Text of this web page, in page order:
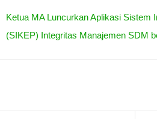
Ketua MA Luncurkan Aplikasi Sistem
(SIKEP) Integritas Manajemen SDM